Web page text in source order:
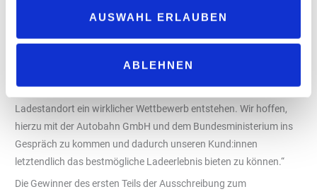
AUSWAHL ERLAUBEN
ABLEHNEN
Plänen der Ausschreibung: „Es ist bisher nicht vorgesehen,
Gastronomie und Shops an den Rastplätzen zu errichten oder die
Ladestandort ein wirklicher Wettbewerb entstehen. Wir hoffen,
hierzu mit der Autobahn GmbH und dem Bundesministerium ins
Gespräch zu kommen und dadurch unseren Kund:innen
letztendlich das bestmögliche Ladeerlebnis bieten zu können.“
Die Gewinner des ersten Teils der Ausschreibung zum